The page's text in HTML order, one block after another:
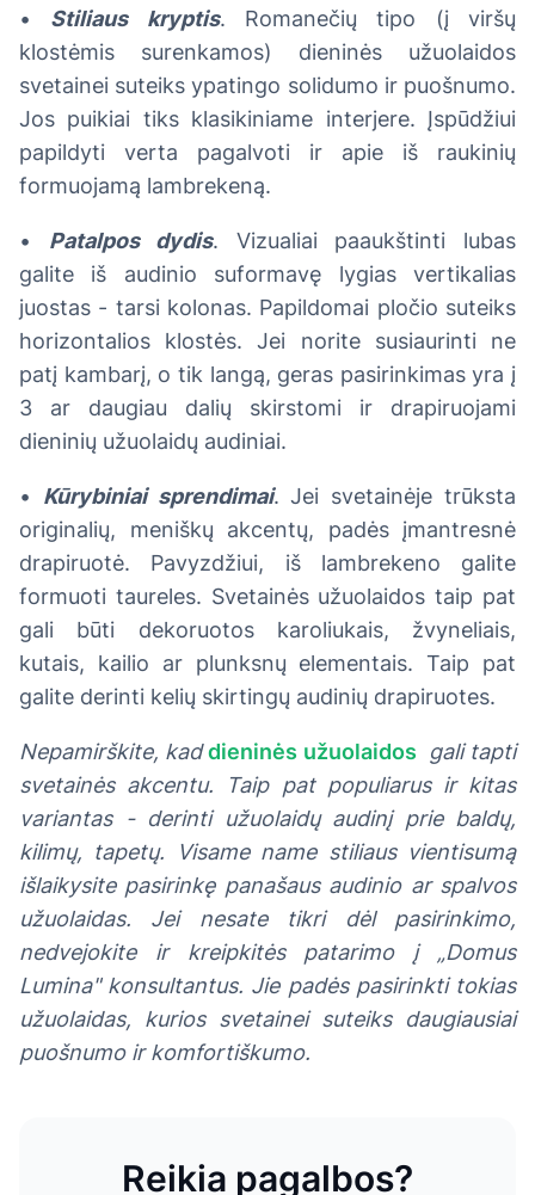
• Stiliaus kryptis. Romanečių tipo (į viršų
klostėmis surenkamos) dieninės užuolaidos
svetainei suteiks ypatingo solidumo ir puošnumo.
Jos puikiai tiks klasikiniame interjere. Įspūdžiui
papildyti verta pagalvoti ir apie iš raukinių
formuojamą lambrekeną.
• Patalpos dydis. Vizualiai paaukštinti lubas
galite iš audinio suformavę lygias vertikalias
juostas - tarsi kolonas. Papildomai pločio suteiks
horizontalios klostės. Jei norite susiaurinti ne
patį kambarį, o tik langą, geras pasirinkimas yra į
3 ar daugiau dalių skirstomi ir drapiruojami
dieninių užuolaidų audiniai.
• Kūrybiniai sprendimai. Jei svetainėje trūksta
originalių, meniškų akcentų, padės įmantresnė
drapiruotė. Pavyzdžiui, iš lambrekeno galite
formuoti taureles. Svetainės užuolaidos taip pat
gali būti dekoruotos karoliukais, žvyneliais,
kutais, kailio ar plunksnų elementais. Taip pat
galite derinti kelių skirtingų audinių drapiruotes.
Nepamirškite, kaddieninės užuolaidos
gali tapti
svetainės akcentu. Taip pat populiarus ir kitas
variantas - derinti užuolaidų audinį prie baldų,
kilimų, tapetų. Visame name stiliaus vientisumą
išlaikysite pasirinkę panašaus audinio ar spalvos
užuolaidas. Jei nesate tikri dėl pasirinkimo,
nedvejokite ir kreipkitės patarimo į „Domus
Lumina" konsultantus. Jie padės pasirinkti tokias
užuolaidas, kurios svetainei suteiks daugiausiai
puošnumo ir komfortiškumo.
Reikia pagalbos?